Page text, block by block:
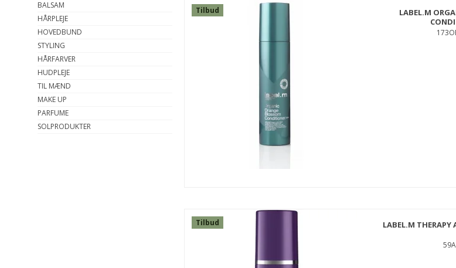
BALSAM
HÅRPLEJE
HOVEDBUND
STYLING
HÅRFARVER
HUDPLEJE
TIL MÆND
MAKE UP
PARFUME
SOLPRODUKTER
Tilbud
LABEL.M
Tilbud
LABEL.M THERAPY